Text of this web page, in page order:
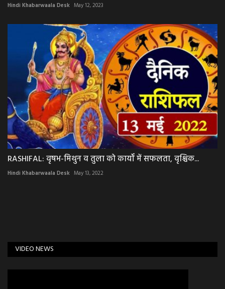
Hindi Khabarwaala Desk May 12, 2023
RASHIFAL: वृषभ-मिथुन व तुला को कार्यों में सफलता, वृश्चिक...
Hindi Khabarwaala Desk May 13, 2022
VIDEO NEWS